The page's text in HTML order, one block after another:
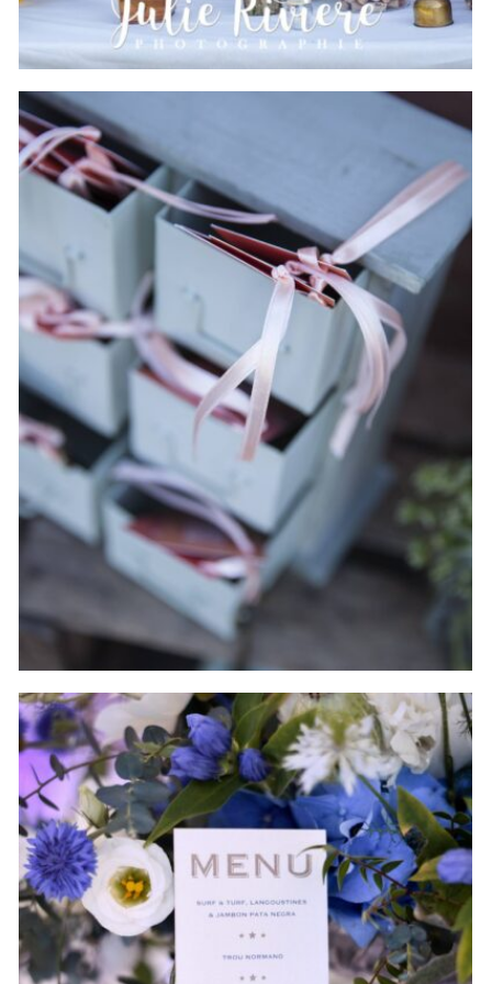
Mariage Leslie & Axel
+
Mariage Aurélie & Vincent part II